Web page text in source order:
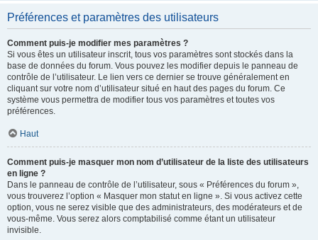
Préférences et paramètres des utilisateurs
Comment puis-je modifier mes paramètres ?
Si vous êtes un utilisateur inscrit, tous vos paramètres sont stockés dans la
base de données du forum. Vous pouvez les modifier depuis le panneau de
contrôle de l’utilisateur. Le lien vers ce dernier se trouve généralement en
cliquant sur votre nom d’utilisateur situé en haut des pages du forum. Ce
système vous permettra de modifier tous vos paramètres et toutes vos
préférences.
Haut
Comment puis-je masquer mon nom d’utilisateur de la liste des utilisateurs
en ligne ?
Dans le panneau de contrôle de l’utilisateur, sous « Préférences du forum »,
vous trouverez l’option « Masquer mon statut en ligne ». Si vous activez cette
option, vous ne serez visible que des administrateurs, des modérateurs et de
vous-même. Vous serez alors comptabilisé comme étant un utilisateur
invisible.